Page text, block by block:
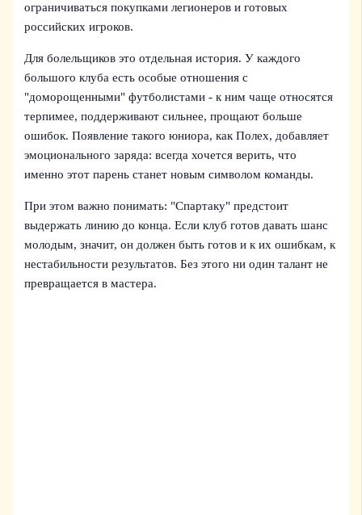
ограничиваться покупками легионеров и готовых
российских игроков.
Для болельщиков это отдельная история. У каждого
большого клуба есть особые отношения с
"доморощенными" футболистами - к ним чаще относятся
терпимее, поддерживают сильнее, прощают больше
ошибок. Появление такого юниора, как Полех, добавляет
эмоционального заряда: всегда хочется верить, что
именно этот парень станет новым символом команды.
При этом важно понимать: "Спартаку" предстоит
выдержать линию до конца. Если клуб готов давать шанс
молодым, значит, он должен быть готов и к их ошибкам, к
нестабильности результатов. Без этого ни один талант не
превращается в мастера.